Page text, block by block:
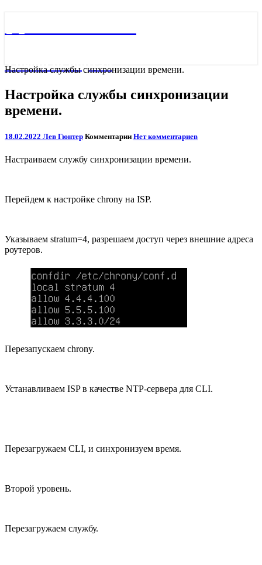
Учебный портал
Настройка службы синхронизации времени.
Настройка службы синхронизации
времени.
18.02.2022 Лев Гюнтер Комментарии Нет комментариев
Настраиваем службу синхронизации времени.
Перейдем к настройке chrony на ISP.
Указываем stratum=4, разрешаем доступ через внешние адреса
роутеров.
Перезапускаем chrony.
Устанавливаем ISP в качестве NTP-сервера для CLI.
Перезагружаем CLI, и синхронизуем время.
Второй уровень.
Перезагружаем службу.